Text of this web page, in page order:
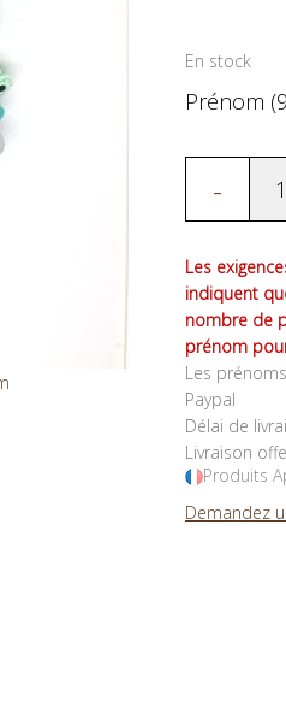
En stock
Prénom
-
Les
indiquent
nombre de
prénom
Les
Paypal
Délai de
Livraison
Produits
Demandez